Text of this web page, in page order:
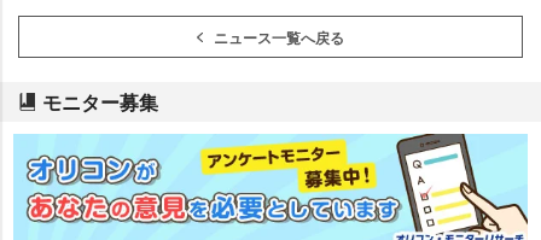
ニュース一覧へ戻る
モニター募集